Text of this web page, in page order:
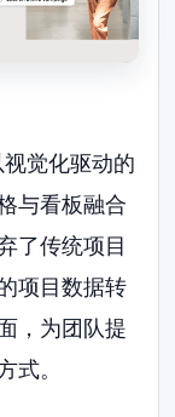
觉化驱动的
与看板融合
了传统项目
项目数据转
，为团队提
式。